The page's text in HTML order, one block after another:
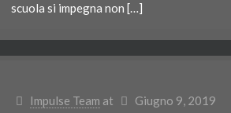
scuola si impegna non […]
Impulse Team at Giugno 9, 2019